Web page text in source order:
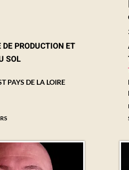
DE PRODUCTION ET
SOL
PAYS DE LA LOIRE